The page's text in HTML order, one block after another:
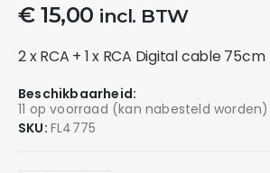
€15,00 incl. BTW
2 x RCA + 1 x RCA Digital cable 75cm
Beschikbaarheid:
11 op voorraad (kan nabesteld worden)
SKU: FL4775